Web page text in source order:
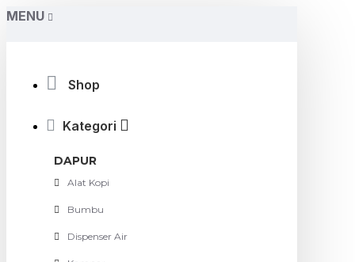
MENU
Shop
Kategori
DAPUR
Alat Kopi
Bumbu
Dispenser Air